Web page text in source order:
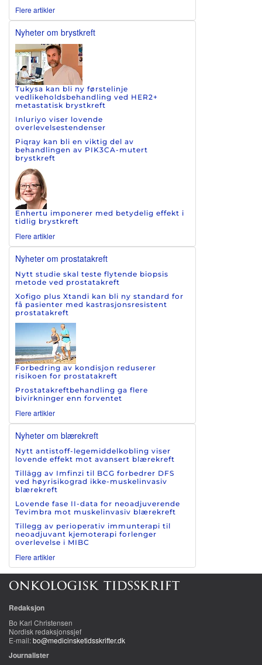
Flere artikler
Nyheter om brystkreft
Tukysa kan bli ny førstelinje
vedlikeholdsbehandling ved HER2+
metastatisk brystkreft
Inluriyo viser lovende
overlevelsestendenser
Piqray kan bli en viktig del av
behandlingen av PIK3CA-mutert
brystkreft
Enhertu imponerer med betydelig effekt i
tidlig brystkreft
Flere artikler
Nyheter om prostatakreft
Nytt studie skal teste flytende biopsis
metode ved prostatakreft
Xofigo plus Xtandi kan bli ny standard for
få pasienter med kastrasjonsresistent
prostatakreft
Forbedring av kondisjon reduserer
risikoen for prostatakreft
Prostatakreftbehandling ga flere
bivirkninger enn forventet
Flere artikler
Nyheter om blærekreft
Nytt antistoff-legemiddelkobling viser
lovende effekt mot avansert blærekreft
Tillägg av Imfinzi til BCG forbedrer DFS
ved høyrisikograd ikke-muskelinvasiv
blærekreft
Lovende fase II-data for neoadjuverende
Tevimbra mot muskelinvasiv blærekreft
Tillegg av perioperativ immunterapi til
neoadjuvant kjemoterapi forlenger
overlevelse i MIBC
Flere artikler
Redaksjon
Bo Karl Christensen
Nordisk redaksjonssjef
E-mail:bo@medicinsketidsskrifter.dk
Journalister